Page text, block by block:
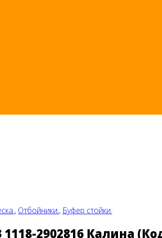
, Отбойники., Буфер стойки.
2902816 Калина